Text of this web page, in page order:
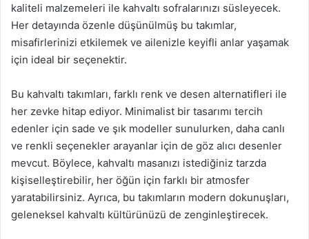
kaliteli malzemeleri ile kahvaltı sofralarınızı süsleyecek.
Her detayında özenle düşünülmüş bu takımlar,
misafirlerinizi etkilemek ve ailenizle keyifli anlar yaşamak
için ideal bir seçenektir.
Bu kahvaltı takımları, farklı renk ve desen alternatifleri ile
her zevke hitap ediyor. Minimalist bir tasarımı tercih
edenler için sade ve şık modeller sunulurken, daha canlı
ve renkli seçenekler arayanlar için de göz alıcı desenler
mevcut. Böylece, kahvaltı masanızı istediğiniz tarzda
kişiselleştirebilir, her öğün için farklı bir atmosfer
yaratabilirsiniz. Ayrıca, bu takımların modern dokunuşları,
geleneksel kahvaltı kültürünüzü de zenginleştirecek.